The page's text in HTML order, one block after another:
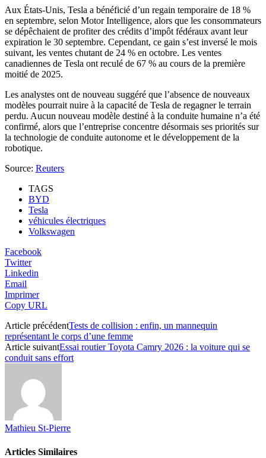
Aux États-Unis, Tesla a bénéficié d’un regain temporaire de 18 %
en septembre, selon Motor Intelligence, alors que les consommateurs
se dépêchaient de profiter des crédits d’impôt fédéraux avant leur
expiration le 30 septembre. Cependant, ce gain s’est inversé le mois
suivant, les ventes chutant de 24 % en octobre. Les ventes
canadiennes de Tesla ont reculé de 67 % au cours de la première
moitié de 2025.
Les analystes ont de nouveau suggéré que l’absence de nouveaux
modèles pourrait nuire à la capacité de Tesla de regagner le terrain
perdu. Aucun nouveau modèle destiné à la conduite humaine n’a été
confirmé, alors que l’entreprise concentre désormais ses priorités sur
la technologie de conduite autonome et le développement de la
robotique.
Source: Reuters
TAGS
BYD
Tesla
véhicules électriques
Volkswagen
Facebook
Twitter
Linkedin
Email
Imprimer
Copy URL
Article précédentTests de collision : enfin, un mannequin
représentant le corps d’une femme
Article suivantEssai routier Toyota Camry 2026 : la voiture qui se
conduit sans effort
Mathieu St-Pierre
Articles Similaires